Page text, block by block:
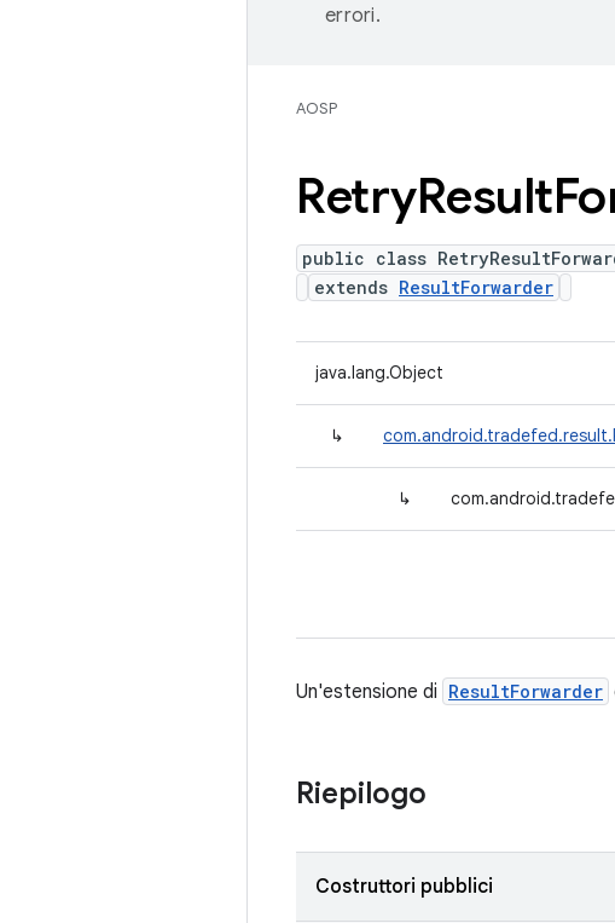
errori.
AOSP
RetryResult
public class
extends ResultForwarder
java.lang.Object
↳
↳
Un'estensione di ResultForwarder
Riepilogo
Costruttori pubblici